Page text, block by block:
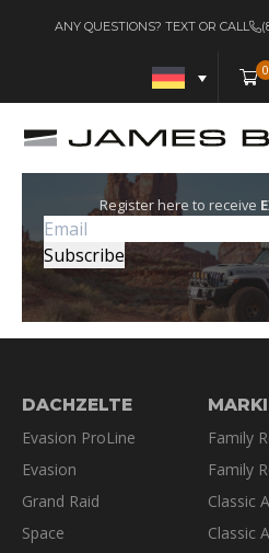
ANY QUESTIONS? TEXT OR CALL
0
Register here to receive
DACHZELTE
Evasion ProLine
Evasion
Grand Raid
Space
Family
Family
Classic
Classic